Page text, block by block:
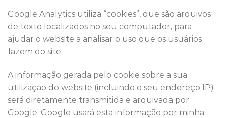
Google Analytics utiliza “cookies”, que são arquivos
de texto localizados no seu computador, para
ajudar o website a analisar o uso que os usuários
fazem do site.
A informação gerada pelo cookie sobre a sua
utilização do website (incluindo o seu endereço IP)
será diretamente transmitida e arquivada por
Google. Google usará esta informação por minha